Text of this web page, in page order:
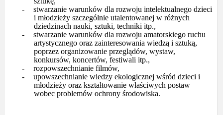
-
stwarzanie warunków dla rozwoju intelektualnego dzieci
i młodzieży szczególnie utalentowanej w różnych
dziedzinach nauki, sztuki, techniki itp.,
-
stwarzanie warunków dla rozwoju amatorskiego ruchu
artystycznego oraz zainteresowania wiedzą i sztuką,
poprzez organizowanie przeglądów, wystaw,
konkursów, koncertów, festiwali itp.,
-
rozpowszechnianie filmów,
-
upowszechnianie wiedzy ekologicznej wśród dzieci i
młodzieży oraz kształtowanie właściwych postaw
wobec problemów ochrony środowiska.